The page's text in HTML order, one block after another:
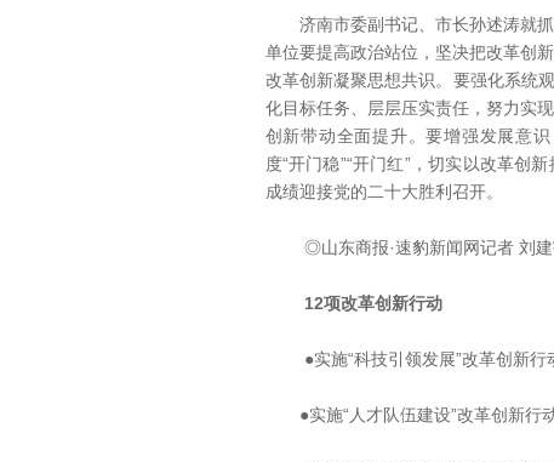
济南市委副书记、市长孙述涛就抓
单位要提高政治站位，坚决把改革创
改革创新凝聚思想共识。要强化系统
化目标任务、层层压实责任，努力实
创新带动全面提升。要增强发展意
度“开门稳”“开门红”，切实以改革创
成绩迎接党的二十大胜利召开。
◎山东商报·速豹新闻网记者 刘建
12项改革创新行动
●实施“科技引领发展”改革创新行
●实施“人才队伍建设”改革创新行